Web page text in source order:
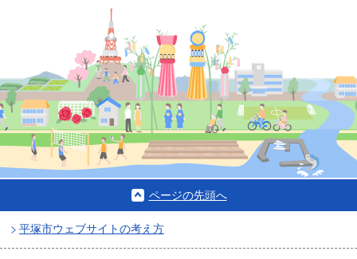
ページの先頭へ
平塚市ウェブサイトの考え方